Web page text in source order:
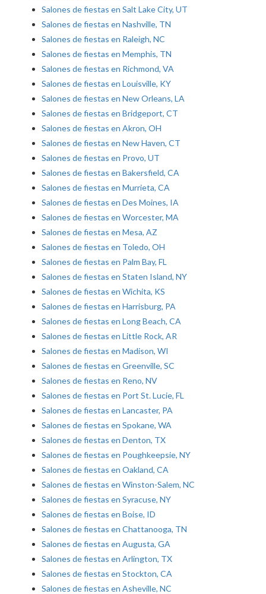
Salones de fiestas en Salt Lake City, UT
Salones de fiestas en Nashville, TN
Salones de fiestas en Raleigh, NC
Salones de fiestas en Memphis, TN
Salones de fiestas en Richmond, VA
Salones de fiestas en Louisville, KY
Salones de fiestas en New Orleans, LA
Salones de fiestas en Bridgeport, CT
Salones de fiestas en Akron, OH
Salones de fiestas en New Haven, CT
Salones de fiestas en Provo, UT
Salones de fiestas en Bakersfield, CA
Salones de fiestas en Murrieta, CA
Salones de fiestas en Des Moines, IA
Salones de fiestas en Worcester, MA
Salones de fiestas en Mesa, AZ
Salones de fiestas en Toledo, OH
Salones de fiestas en Palm Bay, FL
Salones de fiestas en Staten Island, NY
Salones de fiestas en Wichita, KS
Salones de fiestas en Harrisburg, PA
Salones de fiestas en Long Beach, CA
Salones de fiestas en Little Rock, AR
Salones de fiestas en Madison, WI
Salones de fiestas en Greenville, SC
Salones de fiestas en Reno, NV
Salones de fiestas en Port St. Lucie, FL
Salones de fiestas en Lancaster, PA
Salones de fiestas en Spokane, WA
Salones de fiestas en Denton, TX
Salones de fiestas en Poughkeepsie, NY
Salones de fiestas en Oakland, CA
Salones de fiestas en Winston-Salem, NC
Salones de fiestas en Syracuse, NY
Salones de fiestas en Boise, ID
Salones de fiestas en Chattanooga, TN
Salones de fiestas en Augusta, GA
Salones de fiestas en Arlington, TX
Salones de fiestas en Stockton, CA
Salones de fiestas en Asheville, NC